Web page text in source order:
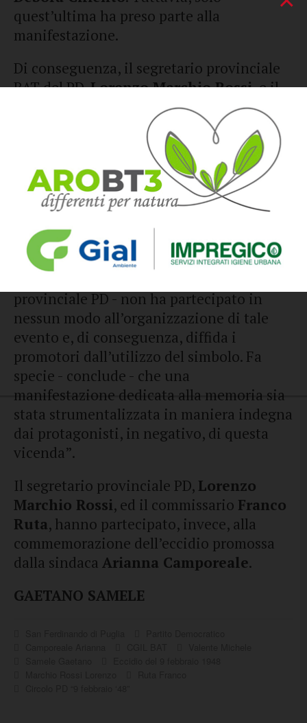
quest’ultima ha preso parte alla
manifestazione.
Di conseguenza, il segretario provinciale
BAT del PD,Lorenzo Marchio Rossi, e il
commissario del circolo PD
Franco Ruta, hanno
stigmatizzato e condannato il
comportamento degli organizzatori della
manifestazione “ In memoria del 9
febbraio 1948. Il fascismo non
una sede non riconosciuta dal partito
“Il Partito Democratico - prosegue il
provinciale PD - non ha partecipato in
nessun modo all’organizzazione di tale
evento e, di conseguenza, diffida i
promotori dall’utilizzo del simbolo. Fa
specie - conclude - che una
manifestazione dedicata alla memoria sia
stata strumentalizzata in maniera indegna
dai protagonisti, in negativo, di questa
vicenda”.
Il segretario provinciale PD, Lorenzo
Marchio Rossi, ed il commissario Franco
Ruta, hanno partecipato, invece, alla
commemorazione dell’eccidio promossa
dalla sindaca Arianna Camporeale.
GAETANO SAMELE